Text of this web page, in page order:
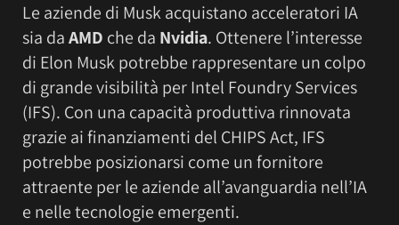
Le aziende di Musk acquistano acceleratori IA
sia daAMD che da Nvidia. Ottenere l’interesse
di Elon Musk potrebbe rappresentare un colpo
di grande visibilità per Intel Foundry Services
(IFS). Con una capacità produttiva rinnovata
grazie ai finanziamenti del CHIPS Act, IFS
potrebbe posizionarsi come un fornitore
attraente per le aziende all’avanguardia nell’IA
e nelle tecnologie emergenti.